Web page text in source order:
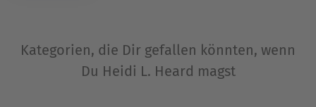
Kategorien, die Dir gefallen könnten, wenn
Du Heidi L. Heard magst